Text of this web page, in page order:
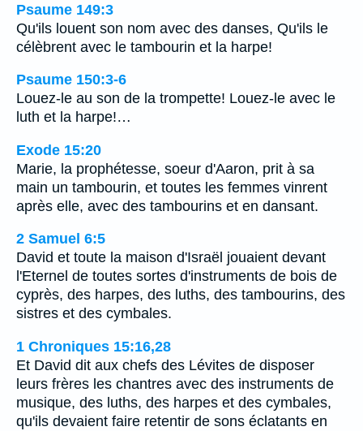
Psaume 149:3
Qu'ils louent son nom avec des danses, Qu'ils le
célèbrent avec le tambourin et la harpe!
Psaume 150:3-6
Louez-le au son de la trompette! Louez-le avec le
luth et la harpe!…
Exode 15:20
Marie, la prophétesse, soeur d'Aaron, prit à sa
main un tambourin, et toutes les femmes vinrent
après elle, avec des tambourins et en dansant.
2 Samuel 6:5
David et toute la maison d'Israël jouaient devant
l'Eternel de toutes sortes d'instruments de bois de
cyprès, des harpes, des luths, des tambourins, des
sistres et des cymbales.
1 Chroniques 15:16,28
Et David dit aux chefs des Lévites de disposer
leurs frères les chantres avec des instruments de
musique, des luths, des harpes et des cymbales,
qu'ils devaient faire retentir de sons éclatants en